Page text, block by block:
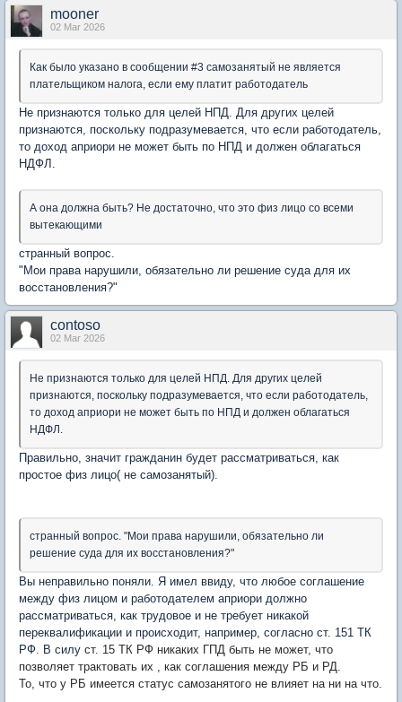
mooner
02 Mar 2026
Как было указано в сообщении #3 самозанятый не является
плательщиком налога, если ему платит работодатель
Не признаются только для целей НПД. Для других целей
признаются, поскольку подразумевается, что если работодатель,
то доход априори не может быть по НПД и должен облагаться
НДФЛ.
А она должна быть? Не достаточно, что это физ лицо со всеми
вытекающими
странный вопрос.
"Мои права нарушили, обязательно ли решение суда для их
восстановления?"
contoso
02 Mar 2026
Не признаются только для целей НПД. Для других целей
признаются, поскольку подразумевается, что если работодатель,
то доход априори не может быть по НПД и должен облагаться
НДФЛ.
Правильно, значит гражданин будет рассматриваться, как
простое физ лицо( не самозанятый).
странный вопрос. "Мои права нарушили, обязательно ли
решение суда для их восстановления?"
Вы неправильно поняли. Я имел ввиду, что любое соглашение
между физ лицом и работодателем априори должно
рассматриваться, как трудовое и не требует никакой
переквалификации и происходит, например, согласно ст. 151 ТК
РФ. В силу ст. 15 ТК РФ никаких ГПД быть не может, что
позволяет трактовать их , как соглашения между РБ и РД.
То, что у РБ имеется статус самозанятого не влияет на ни на что.